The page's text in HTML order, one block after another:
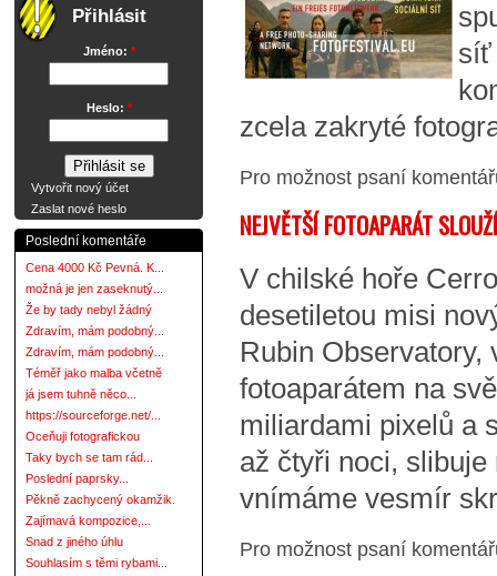
Přihlásit
Jméno: *
Heslo: *
Vytvořit nový účet
Zaslat nové heslo
Poslední komentáře
Cena 4000 Kč Pevná. K...
možná je jen zaseknutý...
Že by tady nebyl žádný
Zdravím, mám podobný...
Zdravím, mám podobný...
Téměř jako malba včetně
já jsem tuhně něco...
https://sourceforge.net/...
Oceňuji fotografickou
Taky bych se tam rád...
Poslední paprsky...
Pěkně zachycený okamžik.
Zajímavá kompozice,...
Snad z jiného úhlu
Souhlasím s těmi rybami...
zcela zakryté
Pro možnost psaní
NEJVĚTŠÍ FOTOAPARÁT
V chilské hoře
desetiletou misi
Rubin
fotoaparátem na
miliardami pixelů a
až čtyři noci,
vnímáme vesmír
Pro možnost psaní